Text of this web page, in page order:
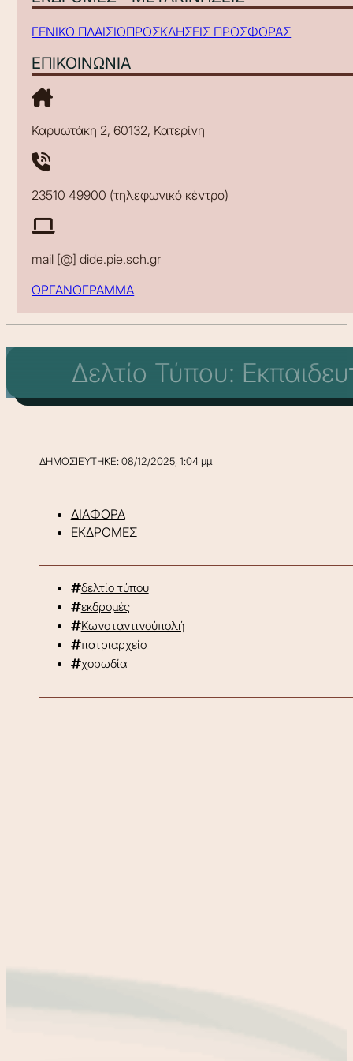
ΓΕΝΙΚΟ ΠΛΑΙΣΙΟΠΡΟΣΚΛΗΣΕΙΣ ΠΡΟΣΦΟΡΑΣ
ΕΠΙΚΟΙΝΩΝΙΑ
Καρυωτάκη 2, 60132, Κατερίνη
23510 49900 (τηλεφωνικό κέντρο)
mail [@] dide.pie.sch.gr
ΟΡΓΑΝΟΓΡΑΜΜΑ
Δελτίο Τύπου:
ΔΗΜΟΣΙΕΥΤΗΚΕ: 08/12/2025, 1:04 μμ
ΔΙΑΦΟΡΑ
ΕΚΔΡΟΜΕΣ
δελτίο τύπου
εκδρομές
Κωνσταντινούπολή
πατριαρχείο
χορωδία